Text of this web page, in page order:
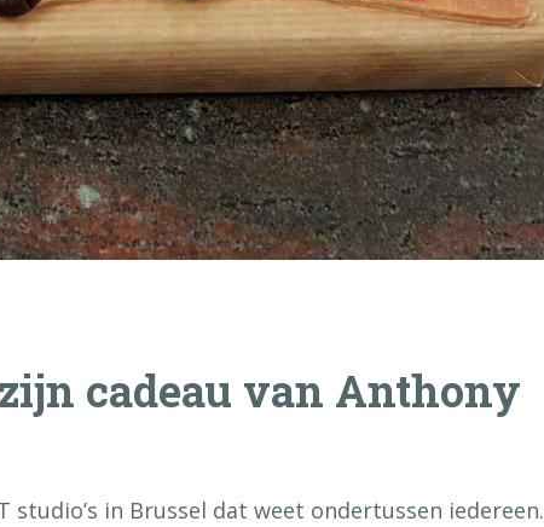
cadeau van Anthony
studio’s in Brussel dat weet ondertussen iedereen.